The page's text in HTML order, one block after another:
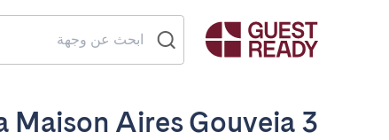
Maison Aires Gouveia 3